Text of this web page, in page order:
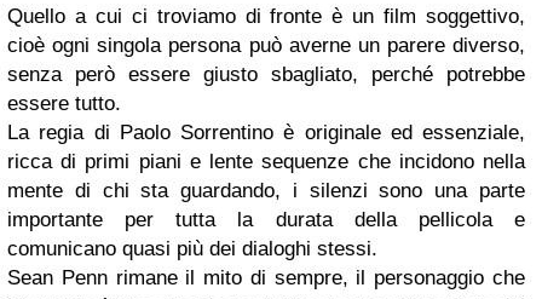
Quello a cui ci troviamo di fronte è un film soggettivo,
cioè ogni singola persona può averne un parere diverso,
senza però essere giusto sbagliato, perché potrebbe
essere tutto.
La regia di Paolo Sorrentino è originale ed essenziale,
ricca di primi piani e lente sequenze che incidono nella
mente di chi sta guardando, i silenzi sono una parte
importante per tutta la durata della pellicola e
comunicano quasi più dei dialoghi stessi.
Sean Penn rimane il mito di sempre, il personaggio che